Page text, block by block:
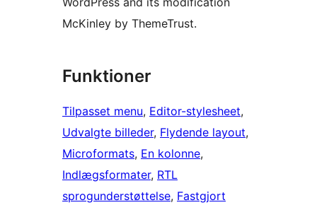
McKinley by ThemeTrust.
Funktioner
Tilpasset menu, Editor-stylesheet
Udvalgte billeder, Flydende layout
Microformats, En kolonne
Indlægsformater, RTL
sprogunderstøttelse, Fastgjort